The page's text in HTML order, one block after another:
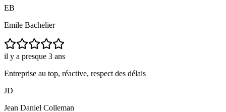
EB
Emile Bachelier
il y a presque 3 ans
Entreprise au top, réactive, respect des délais
JD
Jean Daniel Colleman